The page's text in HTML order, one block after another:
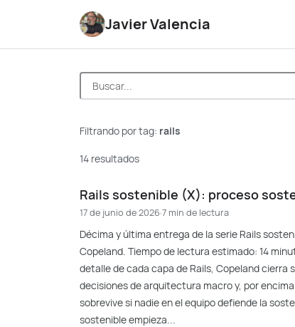
Javier Valencia
Filtrando por tag: rails
14 resultados
Rails sostenible (X): proceso
17 de junio de 2026·7 min de lectura
Décima y última entrega de la serie Rails
Copeland. Tiempo de lectura estimado: 14
detalle de cada capa de Rails, Copeland cierra
decisiones de arquitectura macro y, por
sobrevive si nadie en el equipo defiende la
sostenible empieza...